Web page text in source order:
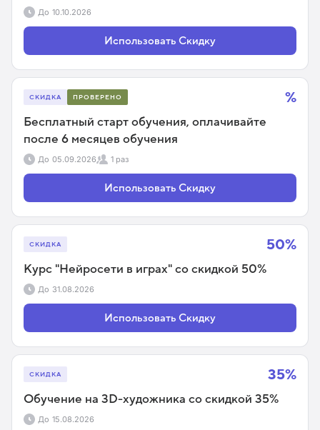
До 10.10.2026
Использовать Скидку
%
СКИДКА ПРОВЕРЕНО
Бесплатный старт обучения, оплачивайте
после 6 месяцев обучения
До 05.09.2026 1 раз
Использовать Скидку
50%
СКИДКА
Курс "Нейросети в играх" со скидкой 50%
До 31.08.2026
Использовать Скидку
35%
СКИДКА
Обучение на 3D-художника со скидкой 35%
До 15.08.2026